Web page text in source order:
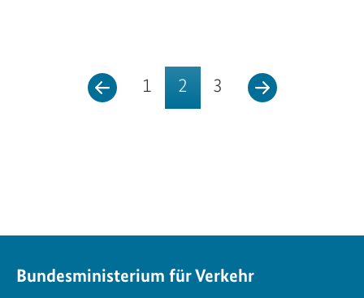
1 2 3
Bundesministerium für Verkehr